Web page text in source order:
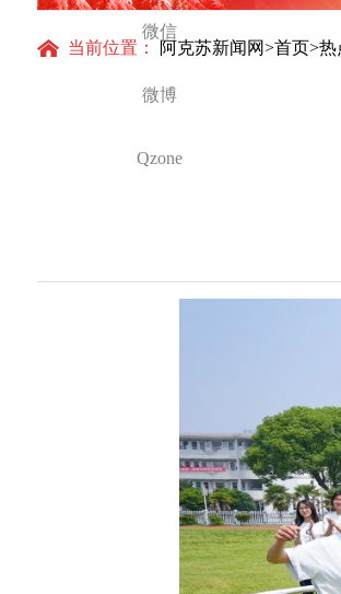
微信
微博
Qzone
当前位置： 阿克苏新闻网>首页>热